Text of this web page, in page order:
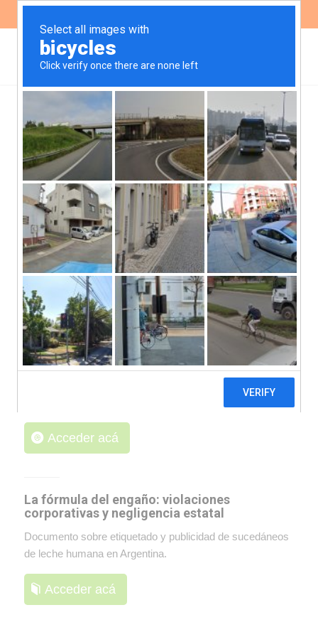
Interferencia de la industria
alimentaria
Qué hay detrás de una caja bonita
Landingde Bocado Lat.
Acceder acá
Sanando los conflictos de interés
Landing. Una guía práctica para repensarnos en nuestro
Acceder acá
La fórmula del engaño: violaciones
corporativas y negligencia estatal
Documento sobre etiquetado y publicidad de sucedáneos
de leche humana en Argentina.
Acceder acá